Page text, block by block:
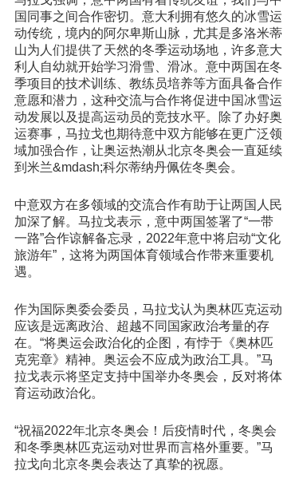
国同事之间合作密切。意大利拥有悠久的冰雪运
动传统，境内的阿尔卑斯山脉，尤其是多洛米蒂
山为人们提供了天然的冬季运动场地，许多意大
利人自幼就开始学习滑雪、滑冰。意中两国在冬
季项目的技术训练、教练员培养等方面具备合作
意愿和潜力，这种交流与合作将促进中国冰雪运
动发展以及提高运动员的竞技水平。除了办好奥
运赛事，马拉戈也期待意中双方能够在更广泛领
域加强合作，让奥运热潮从北京冬奥会一直延续
到米兰&mdash;科尔蒂纳丹佩佐冬奥会。
中意双方在多领域的交流合作有助于让两国人民
加深了解。马拉戈表示，意中两国签署了“一带
一路”合作谅解备忘录，2022年意中将启动“文化
旅游年”，这将为两国体育领域合作带来重要机
遇。
作为国际奥委会委员，马拉戈认为奥林匹克运动
应该是远离政治、超越不同国家政治考量的存
在。“将奥运会政治化的企图，有悖于《奥林匹
克宪章》精神。奥运会不应成为政治工具。”马
拉戈表示将坚定支持中国举办冬奥会，反对将体
育运动政治化。
“祝福2022年北京冬奥会！后疫情时代，冬奥会
和冬季奥林匹克运动对世界而言格外重要。”马
拉戈向北京冬奥会表达了真挚的祝愿。